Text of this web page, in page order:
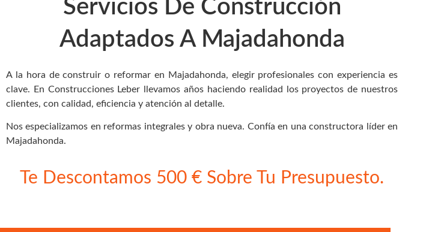
REFORMAS PARCIALES
REFORMAS DE LOCALES
CONSTRUCTORA MADRID
CONTACTO
X
Servicios De Construcción
Adaptados A Majadahonda
A la hora de construir o reformar en Majadahonda, elegir profesionales con experiencia es
clave. En Construcciones Leber llevamos años haciendo realidad los proyectos de nuestros
clientes, con calidad, eficiencia y atención al detalle.
Nos especializamos en reformas integrales y obra nueva. Confía en una constructora líder en
Majadahonda.
Te Descontamos 500 € Sobre Tu Presupuesto.